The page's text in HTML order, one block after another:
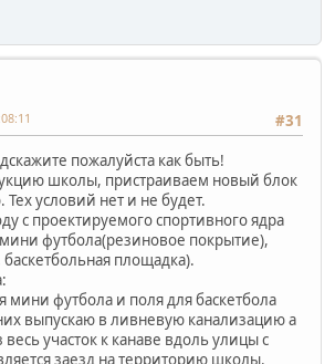
#31
пожалуйста как быть!
школы, пристраиваем новый блок
Тех условий нет и не будет.
с проектируемого спортивного ядра
футбола(резиновое покрытие),
площадка).
мини футбола и поля для баскетбола
выпускаю в ливневую канализацию а
участок к канаве вдоль улицы с
заезд на территорию школы.